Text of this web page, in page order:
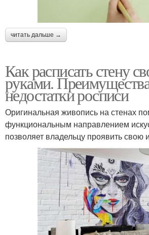
читать дальше →
Как расписать стену
руками.
недостатки росписи
Оригинальная живопись на стенах
функциональным направлением
позволяет владельцу проявить свою